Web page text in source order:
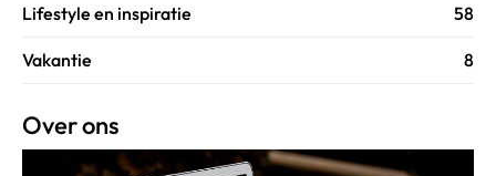
Lifestyle en inspiratie 58
Vakantie 8
Over ons